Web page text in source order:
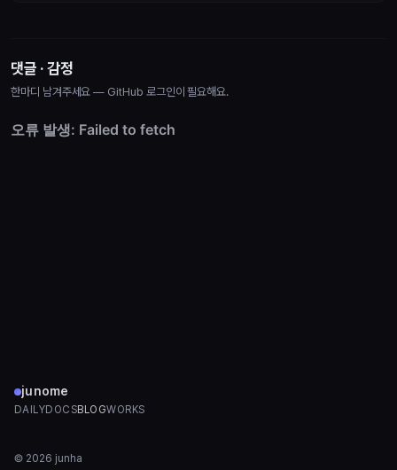
댓글 · 감정
한마디 남겨주세요 — GitHub 로그인이 필요해요.
junome
DAILYDOCSBLOGWORKS
© 2026 junha